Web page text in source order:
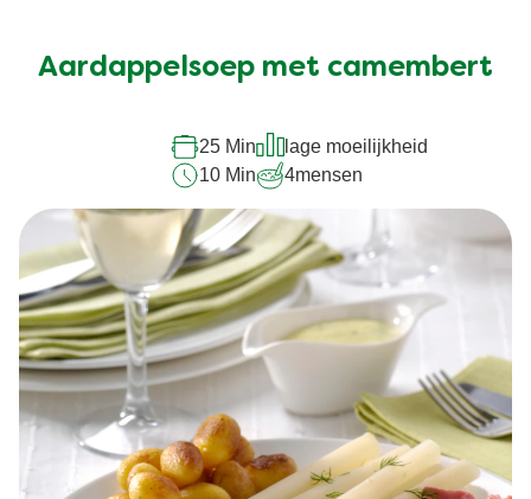
voor
Aardappelsoep met camembert
25 Min
lage moeilijkheid
10 Min
4mensen